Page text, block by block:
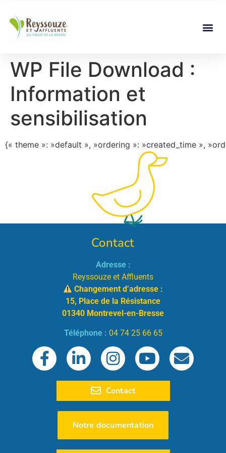
WP File Download :
Information et
sensibilisation
{« theme »: »default », »ordering »: »created_time »,
Contact
Adresse :
Reyssouze et Affluents
Changement d’adresse :
15, Place de la Résistance
01340 Montrevel-en-Bresse
Téléphone : 04 74 25 66 65
Contact
Notre documentation